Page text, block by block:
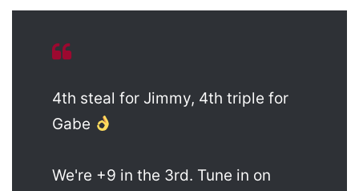
4th steal for Jimmy, 4th triple for
Gabe
We're +9 in the 3rd. Tune in on